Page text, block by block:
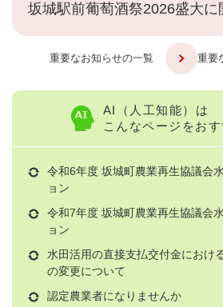
坂城駅前葡萄酒祭2026盛大に
重要なお知らせの一覧 重要
AI（人工知能）は
こんなページをお
令和6年度 坂城町農業再生協議会
ョン
令和7年度 坂城町農業再生協議会
ョン
水田活用の直接支払交付金におけ
の変更について
認定農業者になりませんか